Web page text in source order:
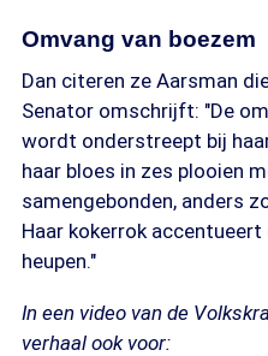
Omvang van boezem
Dan citeren ze Aarsman
Senator omschrijft: "De
wordt onderstreept bij
haar bloes in zes plooien
samengebonden, anders
Haar kokerrok accentueert
heupen."
In een video van de
verhaal ook voor: